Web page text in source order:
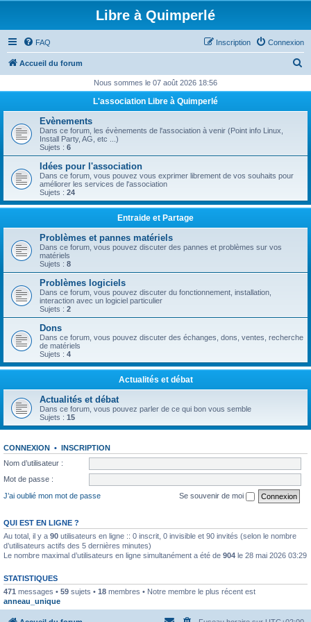
Libre à Quimperlé
FAQ Connexion
Inscription
Accueil du forum
h
Nous sommes le 07 août 2026 18:56
L'association Libre à Quimperlé
Evènements
Dans ce forum, les évènements de l'association à venir (Point info Linux,
Install Party, AG, etc ...)
Sujets : 6
Idées pour l'association
Dans ce forum, vous pouvez vous exprimer librement de vos souhaits pour
améliorer les services de l'association
Sujets : 24
Entraide et Partage
Problèmes et pannes matériels
Dans ce forum, vous pouvez discuter des pannes et problèmes sur vos
matériels
Sujets : 8
Problèmes logiciels
Dans ce forum, vous pouvez discuter du fonctionnement, installation,
interaction avec un logiciel particulier
Sujets : 2
Dons
Dans ce forum, vous pouvez discuter des échanges, dons, ventes, recherche
de matériels
Sujets : 4
Actualités et débat
Actualités et débat
Dans ce forum, vous pouvez parler de ce qui bon vous semble
Sujets : 15
CONNEXION • INSCRIPTION
Nom d’utilisateur :
Mot de passe :
J’ai oublié mon mot de passe
Se souvenir de moi
QUI EST EN LIGNE ?
Au total, il y a 90 utilisateurs en ligne :: 0 inscrit, 0 invisible et 90 invités (selon le nombre
d’utilisateurs actifs des 5 dernières minutes)
Le nombre maximal d’utilisateurs en ligne simultanément a été de 904 le 28 mai 2026 03:29
STATISTIQUES
471 messages • 59 sujets • 18 membres • Notre membre le plus récent est
anneau_unique